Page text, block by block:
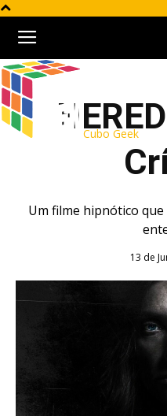
Cubo Geek
Um filme hipnótico
13 de